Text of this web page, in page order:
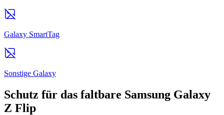
Galaxy SmartTag
Sonstige Galaxy
Schutz für das faltbare Samsung Galaxy
Z Flip